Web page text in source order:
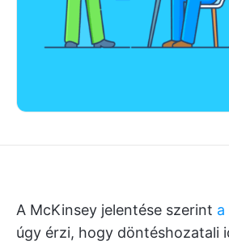
A McKinsey jelentése szerint a
úgy érzi, hogy döntéshozatali